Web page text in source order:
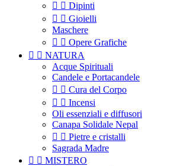
  Dipinti
  Gioielli
Maschere
  Opere Grafiche
  NATURA
Acque Spirituali
Candele e Portacandele
  Cura del Corpo
  Incensi
Oli essenziali e diffusori
Canapa Solidale Nepal
  Pietre e cristalli
Sagrada Madre
  MISTERO